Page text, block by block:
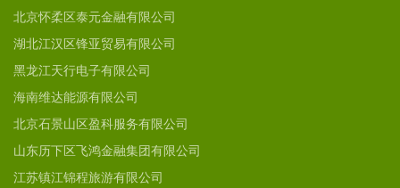
北京怀柔区泰元金融有限公司
湖北江汉区锋亚贸易有限公司
黑龙江天行电子有限公司
海南维达能源有限公司
北京石景山区盈科服务有限公司
山东历下区飞鸿金融集团有限公司
江苏镇江锦程旅游有限公司